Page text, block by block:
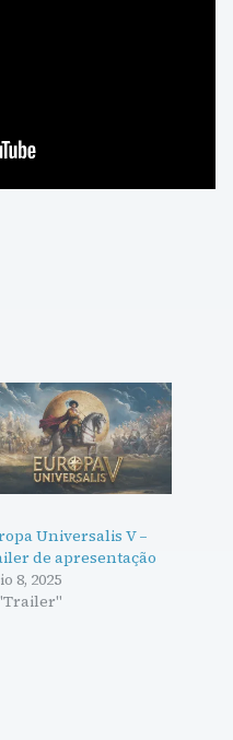
Universalis V –
de apresentação
8, 2025